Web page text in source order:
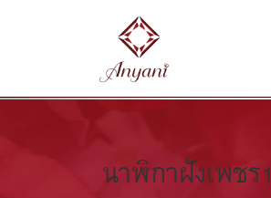
นาฬิกาฝังเพชร1